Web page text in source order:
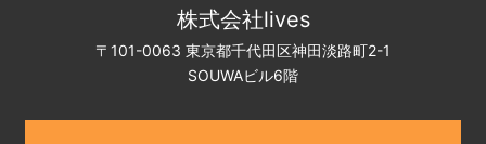
株式会社lives
〒101-0063 東京都千代田区神田淡路町2-1
SOUWAビル6階